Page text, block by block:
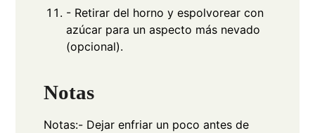
- Retirar del horno y espolvorear con
azúcar para un aspecto más nevado
(opcional).
Notas
Notas:- Dejar enfriar un poco antes de